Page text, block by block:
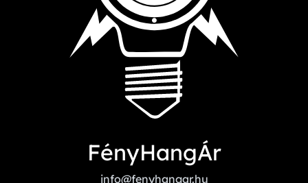
FényHangÁr
info@fenyhangar.hu